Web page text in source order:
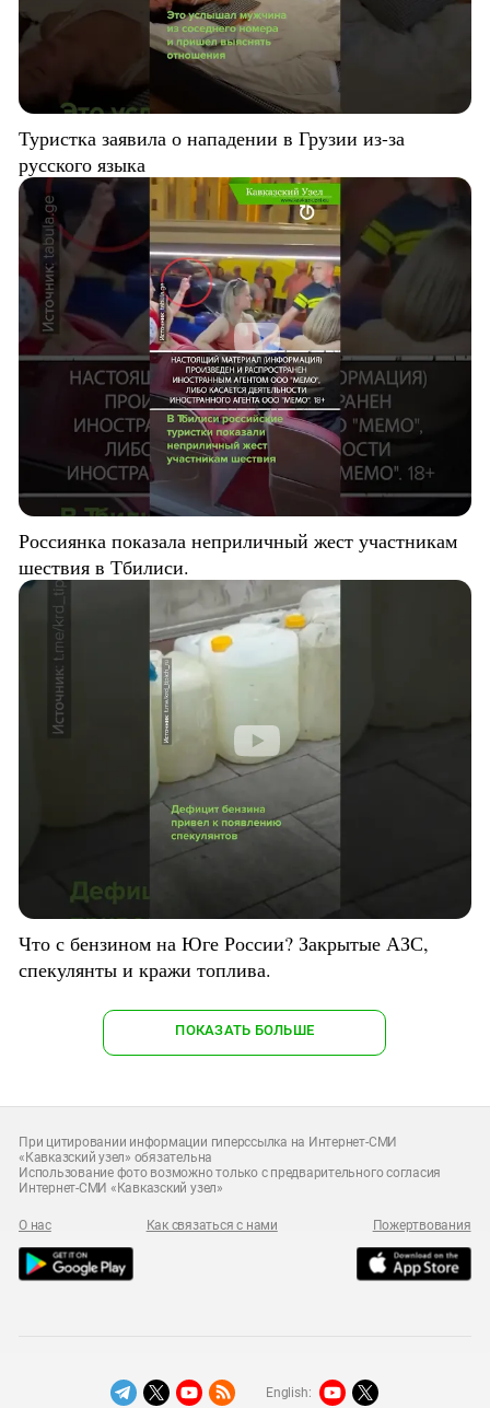
Туристка заявила о нападении в Грузии из-за
русского языка
Россиянка показала неприличный жест участникам
шествия в Тбилиси.
Что с бензином на Юге России? Закрытые АЗС,
спекулянты и кражи топлива.
ПОКАЗАТЬ БОЛЬШЕ
При цитировании информации гиперссылка на Интернет-СМИ
«Кавказский узел» обязательна
Использование фото возможно только с предварительного согласия
Интернет-СМИ «Кавказский узел»
О нас Как связаться с нами Пожертвования
English: